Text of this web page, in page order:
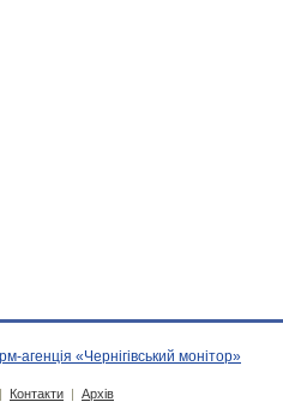
агенція «Чернігівський монітор»
| Контакти | Архів